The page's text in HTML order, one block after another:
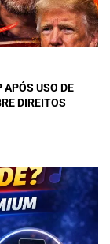
APÓS USO DE
DIREITOS